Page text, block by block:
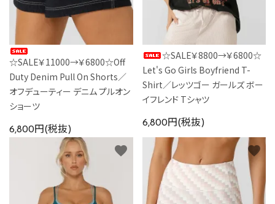
☆SALE￥11000→￥6800☆Off
Duty Denim Pull On Shorts／
オフデューティー デニム プルオン
ショーツ
6,800円(税抜)
☆SALE￥8800→￥6800☆
Let's Go Girls Boyfriend T-
Shirt／レッツゴー ガールズ ボー
イフレンド Tシャツ
6,800円(税抜)
favorite favorite